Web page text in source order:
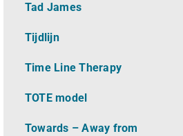
Tad James
Tijdlijn
Time Line Therapy
TOTE model
Towards – Away from